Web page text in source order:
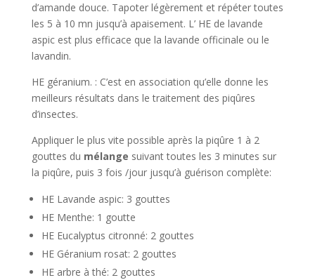
d’amande douce. Tapoter légèrement et répéter toutes
les 5 à 10 mn jusqu’à apaisement. L’ HE de lavande
aspic est plus efficace que la lavande officinale ou le
lavandin.
HE géranium. : C’est en association qu’elle donne les
meilleurs résultats dans le traitement des piqûres
d’insectes.
Appliquer le plus vite possible après la piqûre 1 à 2
gouttes du mélange suivant toutes les 3 minutes sur
la piqûre, puis 3 fois /jour jusqu’à guérison complète:
HE Lavande aspic: 3 gouttes
HE Menthe: 1 goutte
HE Eucalyptus citronné: 2 gouttes
HE Géranium rosat: 2 gouttes
HE arbre à thé: 2 gouttes